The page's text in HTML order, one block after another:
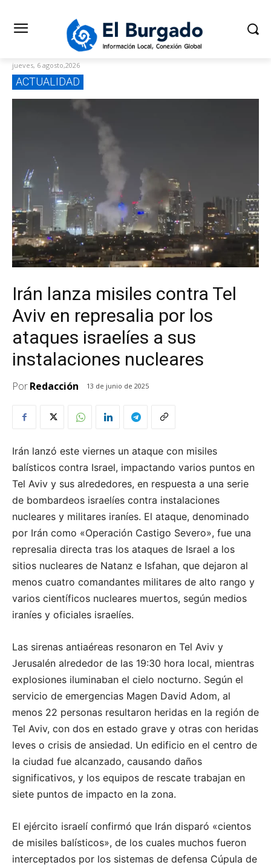
jueves, 6 agosto,2026
ACTUALIDAD
Irán lanza misiles contra Tel
Aviv en represalia por los
ataques israelíes a sus
instalaciones nucleares
PorRedacción 13 de junio de 2025
Irán lanzó este viernes un ataque con misiles
balísticos contra Israel, impactando varios puntos en
Tel Aviv y sus alrededores, en respuesta a una serie
de bombardeos israelíes contra instalaciones
nucleares y militares iraníes. El ataque, denominado
por Irán como «Operación Castigo Severo», fue una
represalia directa tras los ataques de Israel a los
sitios nucleares de Natanz e Isfahan, que dejaron al
menos cuatro comandantes militares de alto rango y
varios científicos nucleares muertos, según medios
iraníes y oficiales israelíes.
Las sirenas antiaéreas resonaron en Tel Aviv y
Jerusalén alrededor de las 19:30 hora local, mientras
explosiones iluminaban el cielo nocturno. Según el
servicio de emergencias Magen David Adom, al
menos 22 personas resultaron heridas en la región de
Tel Aviv, con dos en estado grave y otras con heridas
leves o crisis de ansiedad. Un edificio en el centro de
la ciudad fue alcanzado, causando daños
significativos, y los equipos de rescate trabajan en
siete puntos de impacto en la zona.
El ejército israelí confirmó que Irán disparó «cientos
de misiles balísticos», de los cuales muchos fueron
interceptados por los sistemas de defensa Cúpula de